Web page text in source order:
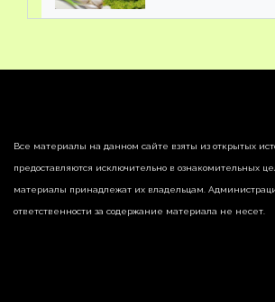
Все материалы на данном сайте взяты из открытых
предоставляются исключительно в ознакомительных
материалы принадлежат их владельцам.
ответственности за содержание материала не несет.